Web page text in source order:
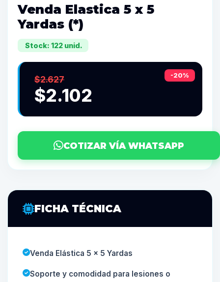
Venda Elastica 5 x 5
Yardas (*)
Stock: 122 unid.
-20%
$2.627
$2.102
COTIZAR VÍA WHATSAPP
FICHA TÉCNICA
Venda Elástica 5 x 5 Yardas
Soporte y comodidad para lesiones o